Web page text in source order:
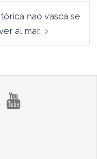
nao vasca se
al mar.